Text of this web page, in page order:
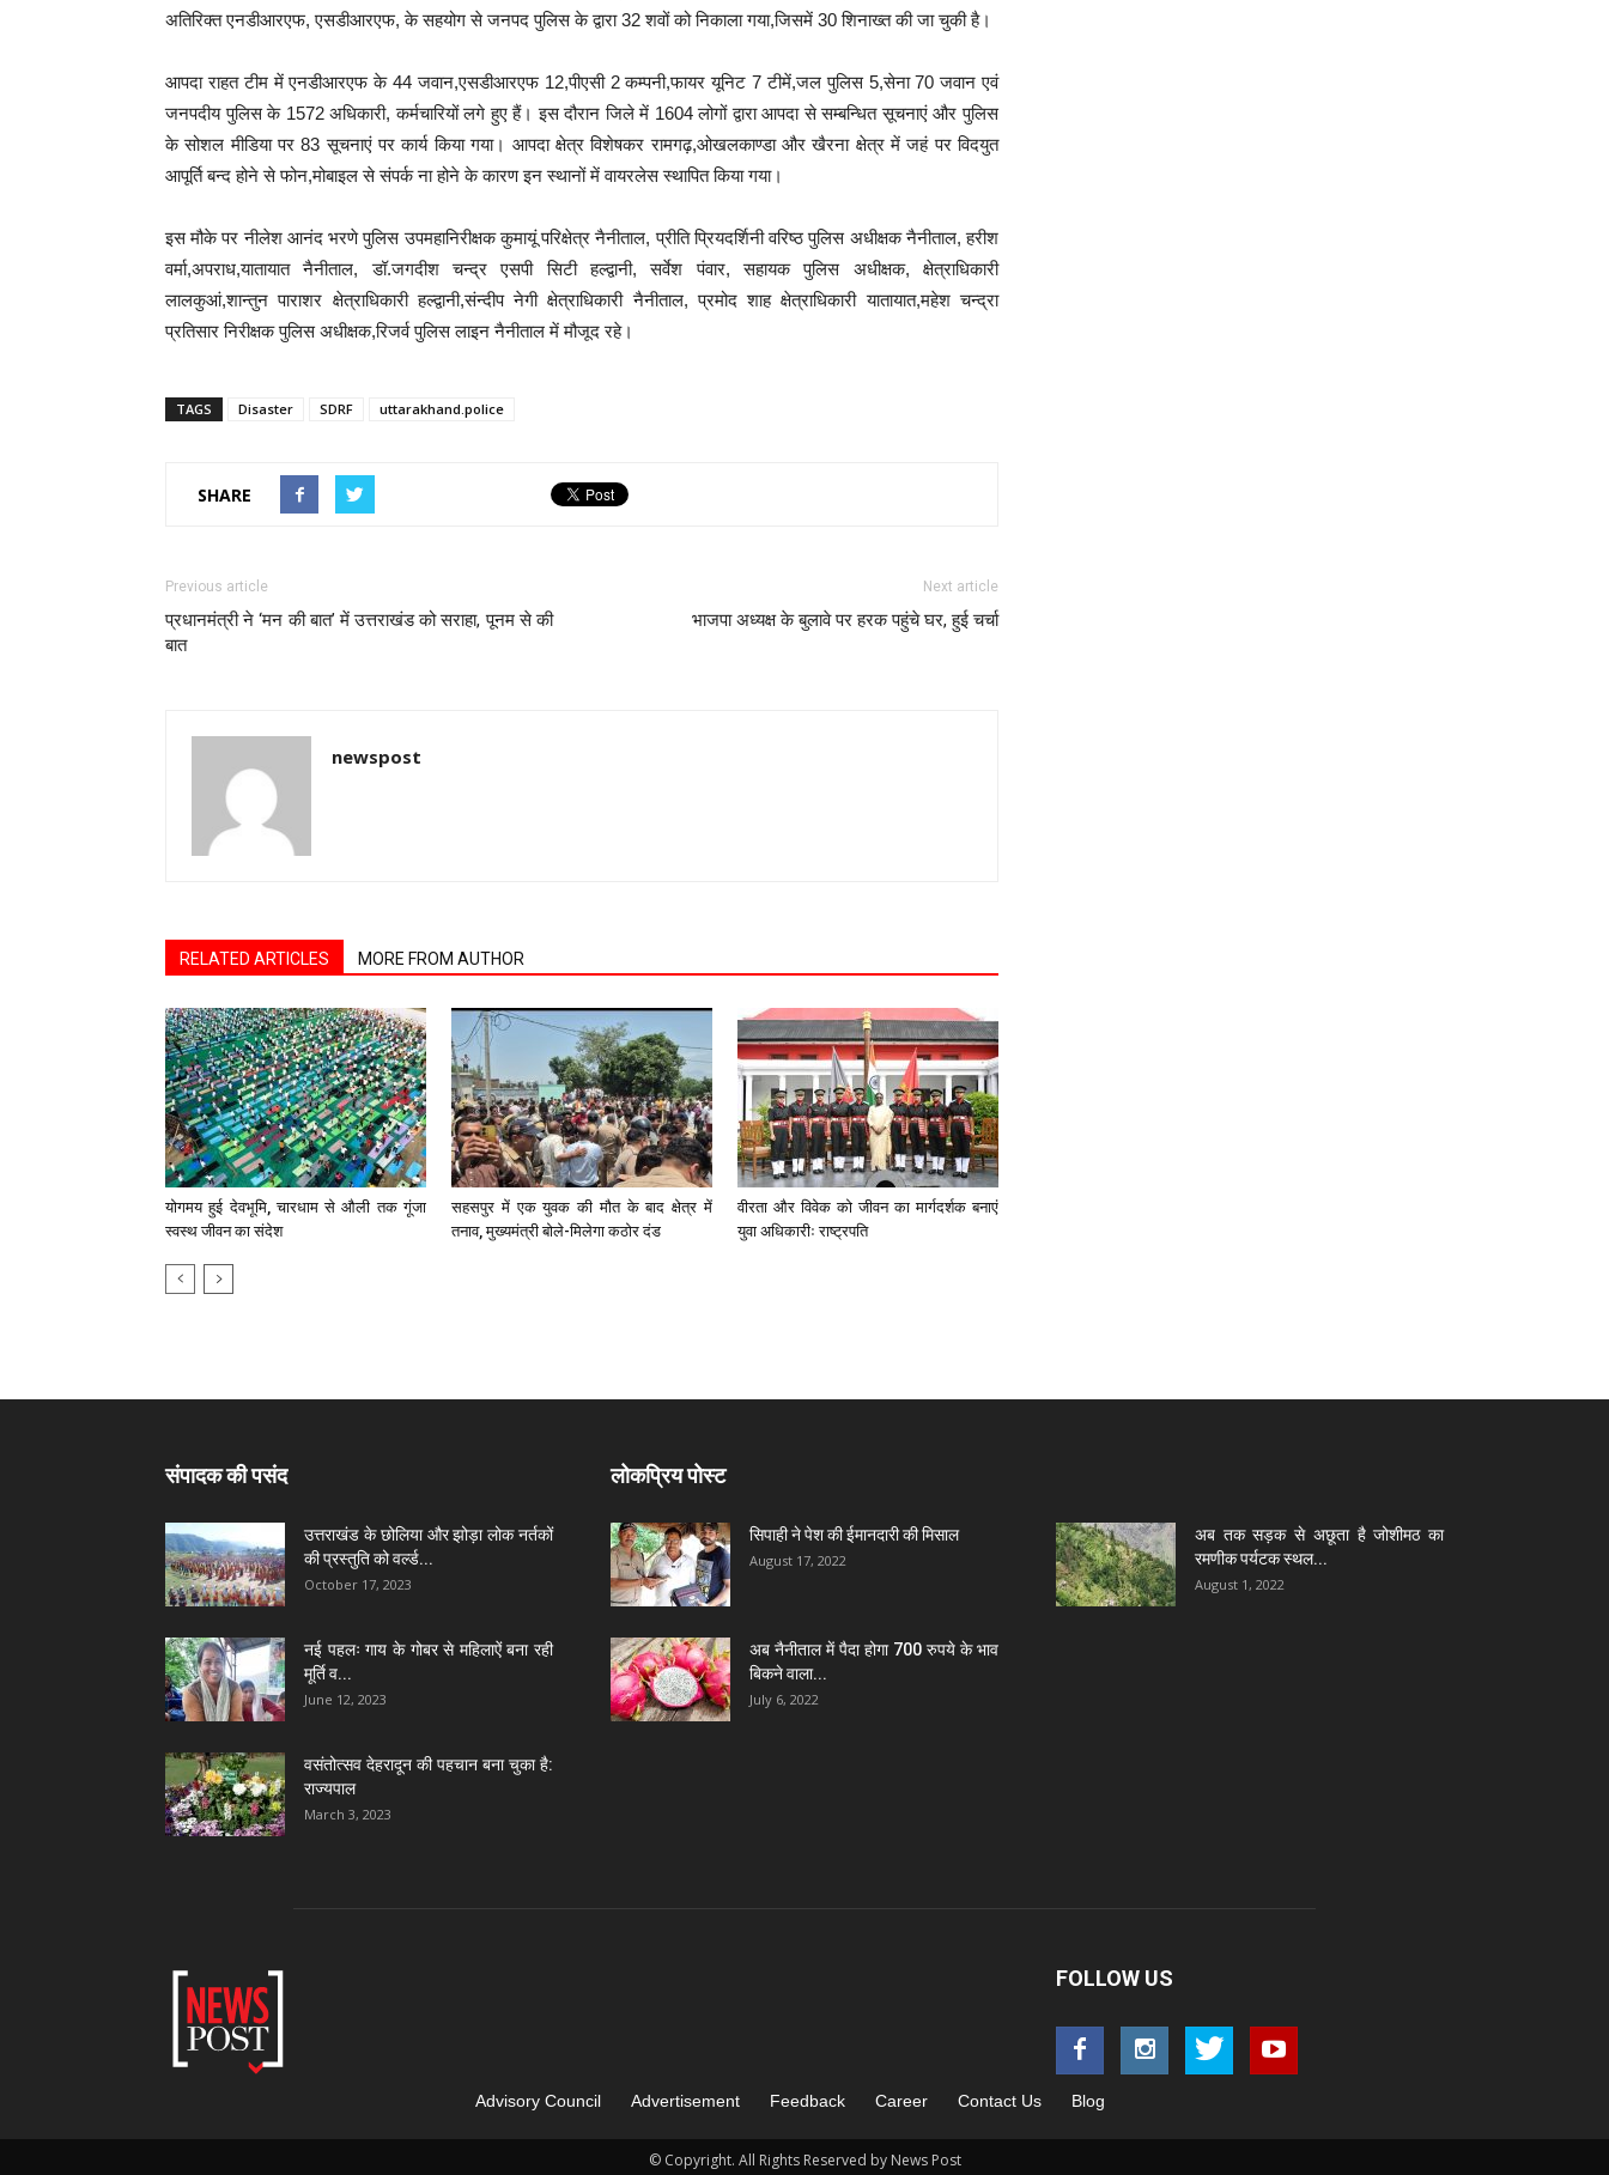
अतिरिक्त एनडीआरएफ, एसडीआरएफ, के सहयोग से जनपद पुलिस के द्वारा 32 शवों को निकाला गया,जिसमें 30 शिनाख्त की जा चुकी है।
आपदा राहत टीम में एनडीआरएफ के 44 जवान,एसडीआरएफ 12,पीएसी 2 कम्पनी,फायर यूनिट 7 टीमें,जल पुलिस 5,सेना 70 जवान एवं
जनपदीय पुलिस के 1572 अधिकारी, कर्मचारियों लगे हुए हैं। इस दौरान जिले में 1604 लोगों द्वारा आपदा से सम्बन्धित सूचनाएं और पुलिस
के सोशल मीडिया पर 83 सूचनाएं पर कार्य किया गया। आपदा क्षेत्र विशेषकर रामगढ़,ओखलकाण्डा और खैरना क्षेत्र में जहं पर विदयुत
आपूर्ति बन्द होने से फोन,मोबाइल से संपर्क ना होने के कारण इन स्थानों में वायरलेस स्थापित किया गया।
इस मौके पर नीलेश आनंद भरणे पुलिस उपमहानिरीक्षक कुमायूं परिक्षेत्र नैनीताल, प्रीति प्रियदर्शिनी वरिष्ठ पुलिस अधीक्षक नैनीताल, हरीश
वर्मा,अपराध,यातायात नैनीताल, डॉ.जगदीश चन्द्र एसपी सिटी हल्द्वानी, सर्वेश पंवार, सहायक पुलिस अधीक्षक, क्षेत्राधिकारी
लालकुआं,शान्तुन पाराशर क्षेत्राधिकारी हल्द्वानी,संन्दीप नेगी क्षेत्राधिकारी नैनीताल, प्रमोद शाह क्षेत्राधिकारी यातायात,महेश चन्द्रा
प्रतिसार निरीक्षक पुलिस अधीक्षक,रिजर्व पुलिस लाइन नैनीताल में मौजूद रहे।
TAGS Disaster SDRF uttarakhand.police
SHARE
Previous article
प्रधानमंत्री ने ‘मन की बात’ में उत्तराखंड को सराहा, पूनम से की
बात
Next article
भाजपा अध्यक्ष के बुलावे पर हरक पहुंचे घर, हुई चर्चा
newspost
RELATED ARTICLES MORE FROM AUTHOR
योगमय हुई देवभूमि, चारधाम से औली तक गूंजा
स्वस्थ जीवन का संदेश
सहसपुर में एक युवक की मौत के बाद क्षेत्र में
तनाव, मुख्यमंत्री बोले-मिलेगा कठोर दंड
वीरता और विवेक को जीवन का मार्गदर्शक बनाएं
युवा अधिकारीः राष्ट्रपति
संपादक की पसंद
उत्तराखंड के छोलिया और झोड़ा लोक नर्तकों
की प्रस्तुति को वर्ल्ड...
October 17, 2023
नई पहलः गाय के गोबर से महिलाऐं बना रही
मूर्ति व...
June 12, 2023
वसंतोत्सव देहरादून की पहचान बना चुका है:
राज्यपाल
March 3, 2023
लोकप्रिय पोस्ट
सिपाही ने पेश की ईमानदारी की मिसाल
August 17, 2022
अब तक सड़क से अछूता है जोशीमठ का
रमणीक पर्यटक स्थल...
August 1, 2022
अब नैनीताल में पैदा होगा 700 रुपये के भाव
बिकने वाला...
July 6, 2022
FOLLOW US
Advisory Council Advertisement Feedback Career Contact Us Blog
© Copyright. All Rights Reserved by News Post